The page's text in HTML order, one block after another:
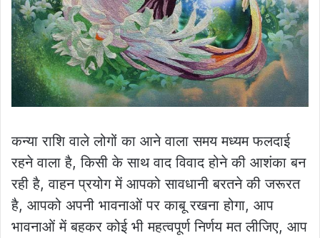
कन्या राशि वाले लोगों का आने वाला समय मध्यम फलदाई
रहने वाला है, किसी के साथ वाद विवाद होने की आशंका बन
रही है, वाहन प्रयोग में आपको सावधानी बरतने की जरूरत
है, आपको अपनी भावनाओं पर काबू रखना होगा, आप
भावनाओं में बहकर कोई भी महत्वपूर्ण निर्णय मत लीजिए, आप